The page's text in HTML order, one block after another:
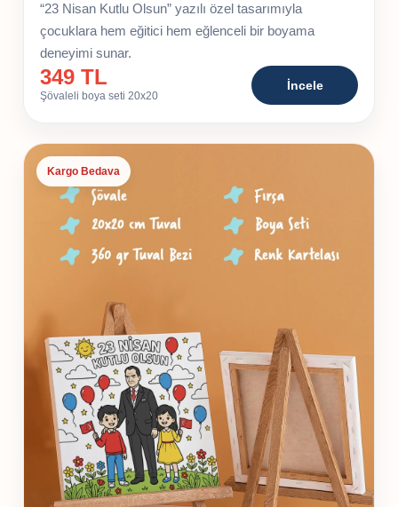
“23 Nisan Kutlu Olsun” yazılı özel tasarımıyla
çocuklara hem eğitici hem eğlenceli bir boyama
deneyimi sunar.
349 TL
Şövaleli boya seti 20x20
İncele
Kargo Bedava